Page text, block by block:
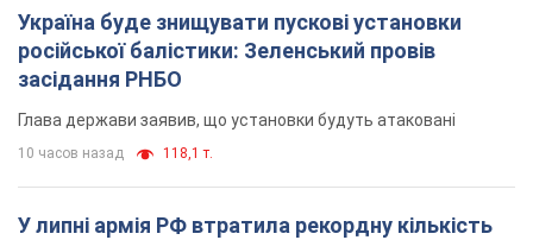
Україна буде знищувати пускові установки
російської балістики: Зеленський провів
засідання РНБО
Глава держави заявив, що установки будуть атаковані
10 часов назад 118,1 т.
У липні армія РФ втратила рекордну кількість